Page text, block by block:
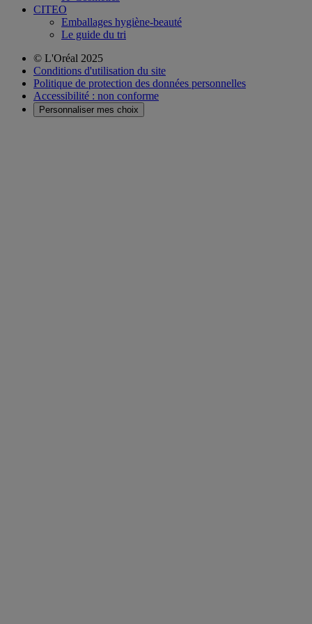
CITEO
Emballages hygiène-beauté
Le guide du tri
© L'Oréal 2025
Conditions d'utilisation du site
Politique de protection des données personnelles
Accessibilité : non conforme
Personnaliser mes choix